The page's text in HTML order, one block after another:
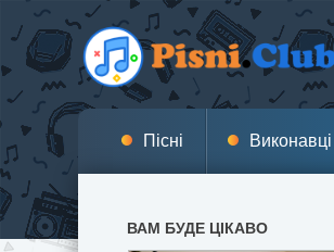
Пісні Виконавці